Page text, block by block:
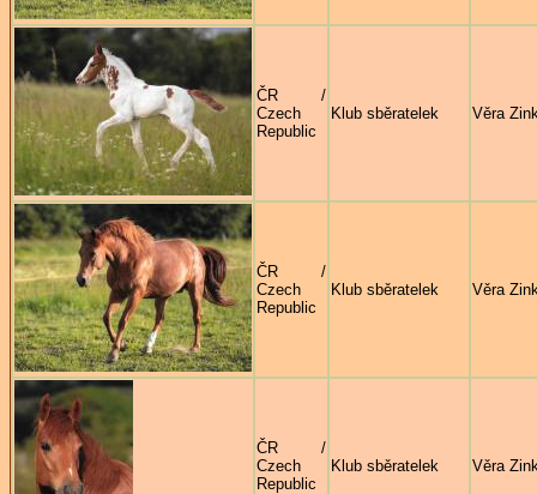
ČR /
Czech
Republic
Klub sběratelek Věra
ČR /
Czech
Republic
Klub sběratelek Věra
ČR /
Czech
Republic
Klub sběratelek Věra